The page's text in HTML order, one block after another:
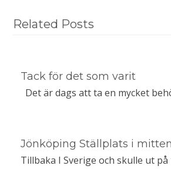
Related Posts
Tack för det som varit
Det är dags att ta en mycket
Jönköping Ställplats i
Tillbaka I Sverige och skulle ut